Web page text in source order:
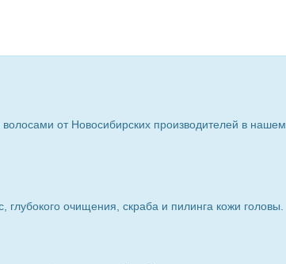
от Новосибирских производителей в нашем
очищения, скраба и пилинга кожи головы.